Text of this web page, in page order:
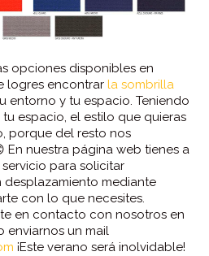
opciones disponibles en
logres encontrar la sombrilla
entorno y tu espacio. Teniendo
espacio, el estilo que quieras
porque del resto nos
En nuestra página web tienes a
para solicitar
mediante
con lo que necesites.
en contacto con nosotros en
enviarnos un mail
¡Este verano será inolvidable!